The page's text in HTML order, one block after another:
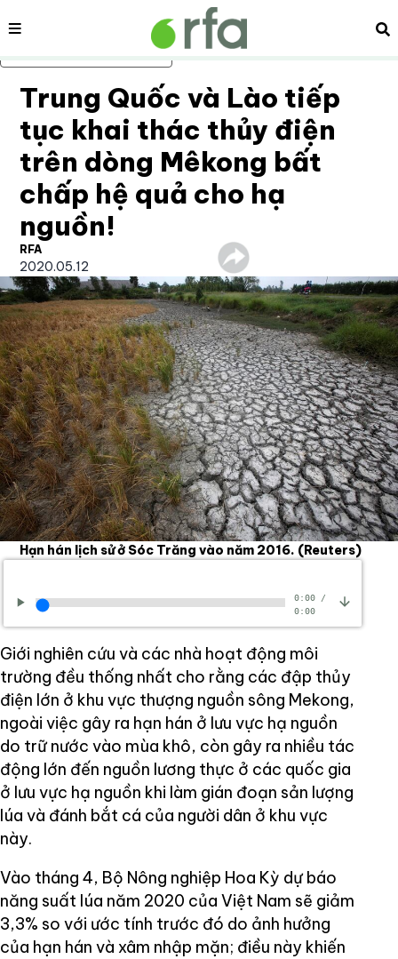
Bỏ qua nội dung chính
Nội dung
Trung Quốc và Lào tiếp
tục khai thác thủy điện
trên dòng Mêkong bất
chấp hệ quả cho hạ
nguồn!
RFA
2020.05.12
Hạn hán lịch sử ở Sóc Trăng vào năm 2016. (Reuters)
0:00/
0:00
Giới nghiên cứu và các nhà hoạt động môi
trường đều thống nhất cho rằng các đập thủy
điện lớn ở khu vực thượng nguồn sông Mekong,
ngoài việc gây ra hạn hán ở lưu vực hạ nguồn
do trữ nước vào mùa khô, còn gây ra nhiều tác
động lớn đến nguồn lương thực ở các quốc gia
ở lưu vực hạ nguồn khi làm gián đoạn sản lượng
lúa và đánh bắt cá của người dân ở khu vực
này.
Vào tháng 4, Bộ Nông nghiệp Hoa Kỳ dự báo
năng suất lúa năm 2020 của Việt Nam sẽ giảm
3,3% so với ước tính trước đó do ảnh hưởng
của hạn hán và xâm nhập mặn; điều này khiến